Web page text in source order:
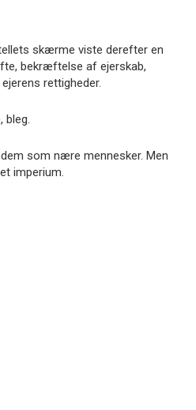
skærme viste derefter en
bekræftelse af ejerskab,
rettigheder.
bleg.
som nære mennesker. Men
imperium.